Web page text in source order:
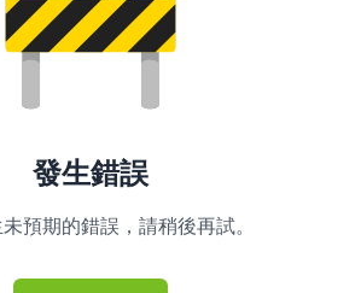
發生錯誤
預期的錯誤，請稍後再試。